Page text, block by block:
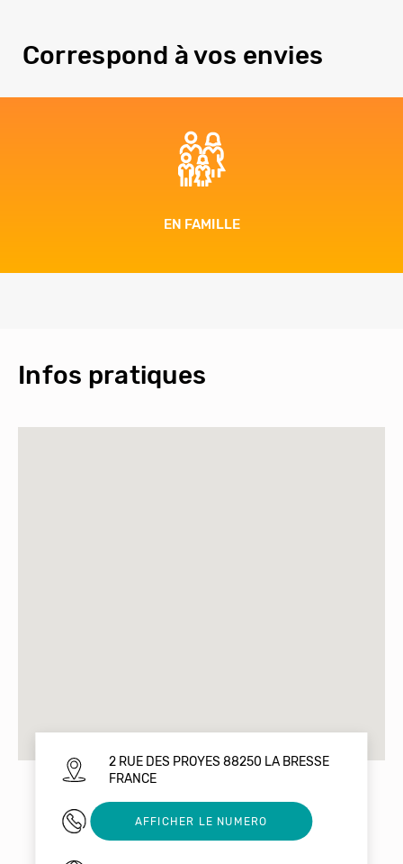
Correspond à vos envies
EN FAMILLE
Infos pratiques
2 RUE DES PROYES 88250 LA BRESSE
FRANCE
0329254129
AFFICHER LE NUMERO